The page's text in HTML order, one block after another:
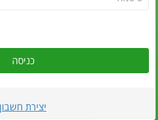
כניסה
יצירת חשבון